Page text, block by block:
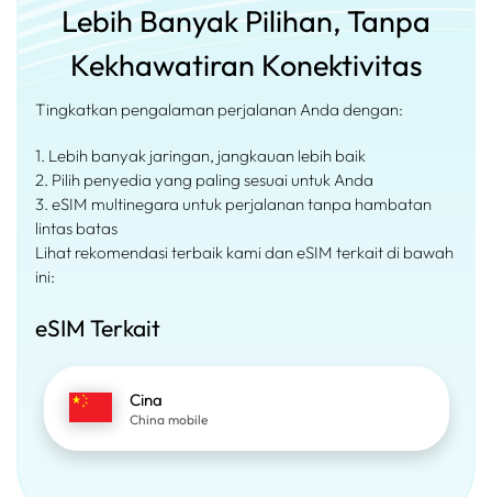
Lebih Banyak Pilihan, Tanpa
Kekhawatiran Konektivitas
Tingkatkan pengalaman perjalanan Anda dengan:
1. Lebih banyak jaringan, jangkauan lebih baik
2. Pilih penyedia yang paling sesuai untuk Anda
3. eSIM multinegara untuk perjalanan tanpa hambatan
lintas batas
Lihat rekomendasi terbaik kami dan eSIM terkait di bawah
ini:
eSIM Terkait
Cina
China mobile